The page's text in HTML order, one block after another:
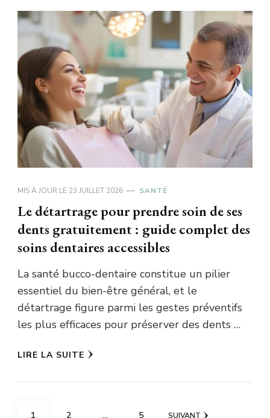
MIS À JOUR LE 23 JUILLET 2026 SANTÉ
Le détartrage pour prendre soin de ses
dents gratuitement : guide complet des
soins dentaires accessibles
La santé bucco-dentaire constitue un pilier
essentiel du bien-être général, et le
détartrage figure parmi les gestes préventifs
les plus efficaces pour préserver des dents …
LIRE LA SUITE
Pagination
PAGE
1 PAGE
2 … PAGE
5 SUIVANT